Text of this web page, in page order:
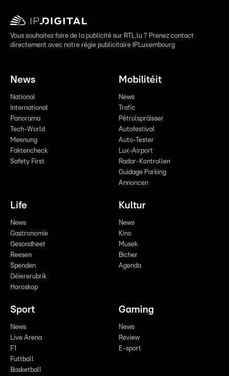
Vous souhaitez faire de la publicité sur RTL.lu ? Prenez contact
directement avec notre régie publicitaire IPLuxembourg
News
National
International
Panorama
Tech-World
Meenung
Faktencheck
Safety First
Mobilitéit
News
Trafic
Pëtrolspräisser
Autofestival
Auto-Tester
Lux-Airport
Radar-Kontrollen
Guidage Parking
Annoncen
Life
News
Gastronomie
Gesondheet
Reesen
Spenden
Déiererubrik
Horoskop
Kultur
News
Kino
Musek
Bicher
Agenda
Sport
News
Live Arena
F1
Futtball
Basketball
Gaming
News
Review
E-sport